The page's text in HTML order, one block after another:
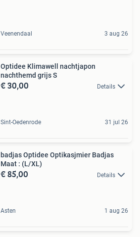
Veenendaal 3 aug 26
Optidee Klimawell nachtjapon
nachthemd grijs S
€ 30,00 Details
Sint-Oedenrode 31 jul 26
badjas Optidee Optikasjmier Badjas
Maat : (L/XL)
€ 85,00 Details
Asten 1 aug 26